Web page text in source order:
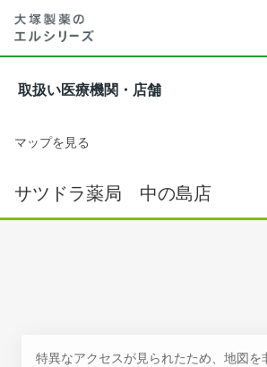
取扱い医療機関・店舗
マップを見る
サツドラ薬局 中の島店
特異なアクセスが見られたため、地図を